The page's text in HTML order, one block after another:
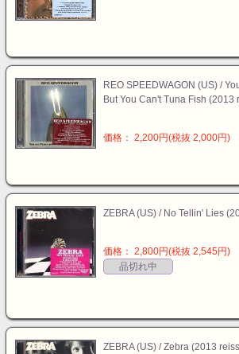
REO SPEEDWAGON (US) /
But You Can't Tuna Fish (2013
価格： 2,200円(税抜 2,000円)
ZEBRA (US) / No Tellin' Lies
価格： 2,800円(税抜 2,545円)
品切れ中
ZEBRA (US) / Zebra (2013